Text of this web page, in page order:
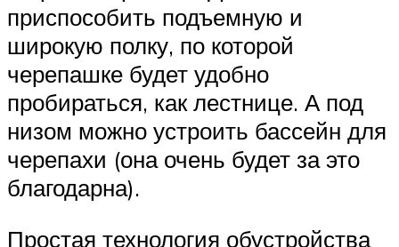
приспособить подъемную и
широкую полку, по которой
черепашке будет удобно
пробираться, как лестнице. А под
низом можно устроить бассейн для
черепахи (она очень будет за это
благодарна).
Простая технология обустройства